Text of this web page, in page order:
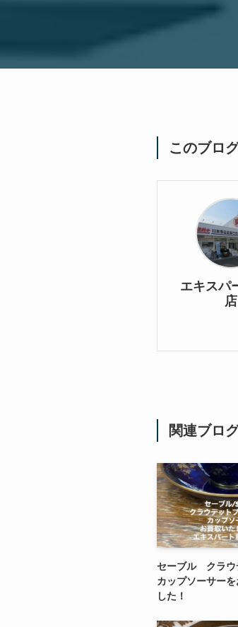
このブロ
エキスパ
店
関連ブロ
セーブル クラ
カップソーサー
した！